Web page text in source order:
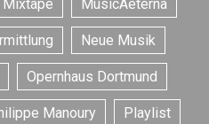
Mixtape MusicAeterna
Neue Musik
Opernhaus Dortmund
Manoury Playlist